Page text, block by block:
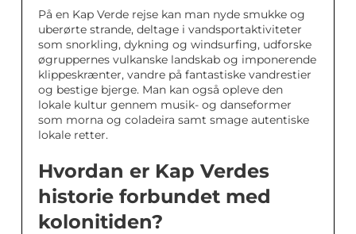
På en Kap Verde rejse kan man nyde smukke og
uberørte strande, deltage i vandsportaktiviteter
som snorkling, dykning og windsurfing, udforske
øgruppernes vulkanske landskab og imponerende
klippeskrænter, vandre på fantastiske vandrestier
og bestige bjerge. Man kan også opleve den
lokale kultur gennem musik- og danseformer
som morna og coladeira samt smage autentiske
lokale retter.
Hvordan er Kap Verdes
historie forbundet med
kolonitiden?